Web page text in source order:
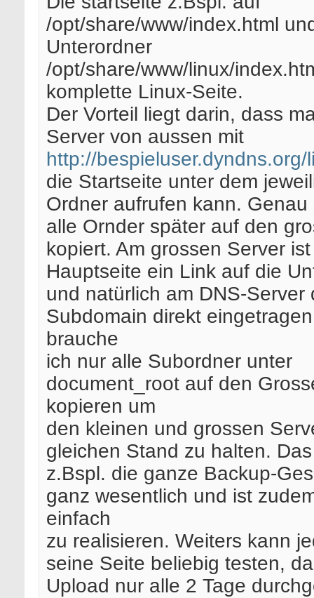
/opt/share/www/index.html
Unterordner
/opt/share/www/linux/
komplette Linux-Seite.
Der Vorteil liegt darin, dass
Server von aussen mit
http://bespieluser.dyndns.org/
die Startseite unter dem
Ordner aufrufen kann. Genau
alle Ornder später auf den
kopiert. Am grossen Server
Hauptseite ein Link auf die
und natürlich am DNS-Server
Subdomain direkt
brauche
ich nur alle Subordner unter
document_root auf den
kopieren um
den kleinen und grossen
gleichen Stand zu halten.
z.Bspl. die ganze Backup-
ganz wesentlich und ist
einfach
zu realisieren. Weiters kann
seine Seite beliebig testen,
Upload nur alle 2 Tage